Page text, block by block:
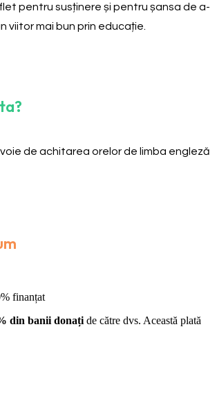
pentru susținere și pentru șansa de a-
viitor mai bun prin educație.
de achitarea orelor de limba engleză
finanțat
din banii donați de către dvs. Această plată